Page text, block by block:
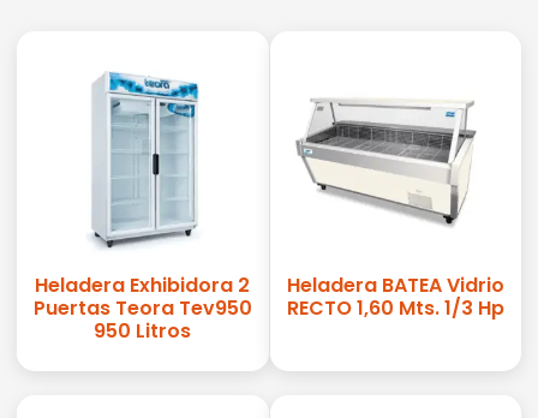
Heladera Exhibidora 2
Puertas Teora Tev950
950 Litros
Heladera BATEA Vidrio
RECTO 1,60 Mts. 1/3 Hp